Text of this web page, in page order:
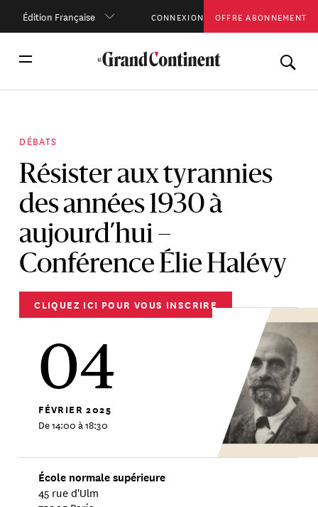
Édition Française CONNEXION OFFRE ABONNEMENT
DÉBATS
Résister aux tyrannies
des années 1930 à
aujourd’hui –
Conférence Élie Halévy
CLIQUEZ ICI POUR VOUS INSCRIRE
04
FÉVRIER 2025
De 14:00 à 18:30
École normale supérieure
45 rue d'Ulm